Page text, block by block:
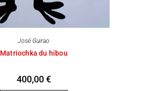
José Guirao
Matriochka du hibou
400,00€